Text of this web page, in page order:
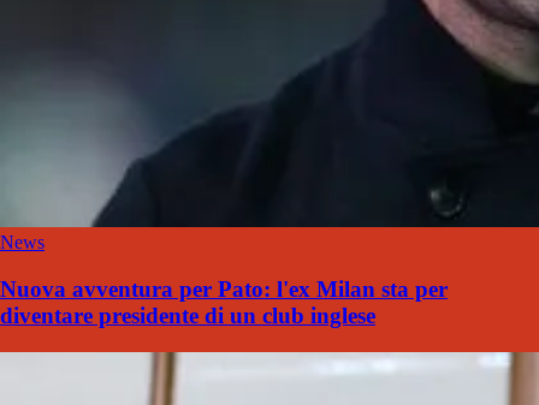
News
Nuova avventura per Pato: l'ex Milan sta per
diventare presidente di un club inglese